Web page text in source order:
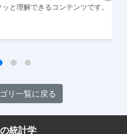
と理解できるコンテンツです。
リ一覧に戻る
統計学